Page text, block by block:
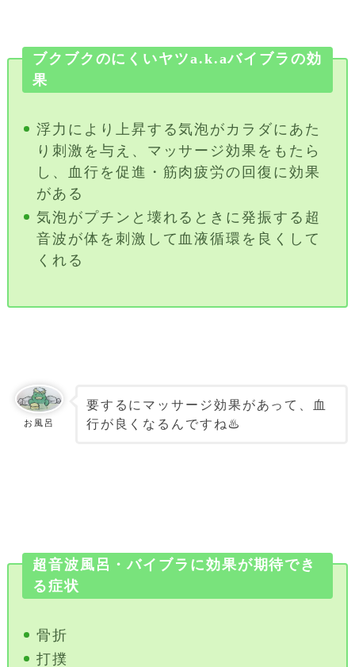
ブクブクのにくいヤツa.k.aバイブラの効
果
浮力により上昇する気泡がカラダにあた
り刺激を与え、マッサージ効果をもたら
し、血行を促進・筋肉疲労の回復に効果
がある
気泡がプチンと壊れるときに発振する超
音波が体を刺激して血液循環を良くして
くれる
お風呂
要するにマッサージ効果があって、血
行が良くなるんですね♨️
超音波風呂・バイブラに効果が期待でき
る症状
骨折
打撲